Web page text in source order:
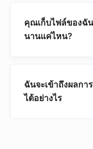
คุณเก็บไฟล์ของฉั
นานแค่ไหน?
ฉันจะเข้าถึงผลกา
ได้อย่างไร